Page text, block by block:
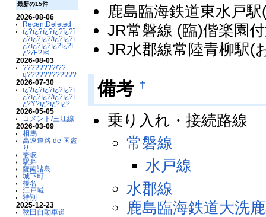
最新の15件
2026-08-06
RecentDeleted
ï¿?ï¿?ï¿?ï¿?ï¿?ï
¿?ï¿?ï¿?/ï¿?ï¿?ï
¿?ï¿?ï¿?ï¿?ï¿?ï
¿?Æ?Ï©
2026-08-03
????????/??
ų????????????
2026-07-30
ï¿?ï¿?ï¿?ï¿?ï¿?ï
¿?ï¿?ï¿?/ï¿?ï¿?ï
¿?Ý?ï¿?ï¿?ï¿?
2026-05-05
コメント/三江線
2026-03-09
相馬
高速道路 de 国盗
り
壱岐
駅弁
薩南諸島
城下町
榛名
江戸城
特別
2025-12-23
秋田自動車道
鹿島臨海鉄道東水戸
JR常磐線 (臨)偕楽園
JR水郡線常陸青柳駅
備考 †
乗り入れ・接続路線
常磐線
水戸線
水郡線
鹿島臨海鉄道大洗